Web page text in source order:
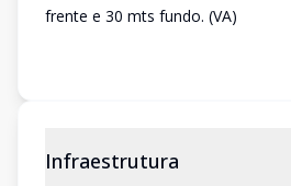
frente e 30 mts fundo. (VA)
Infraestrutura